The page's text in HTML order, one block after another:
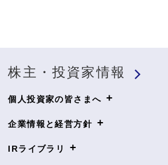
株主・投資家情報
個人投資家の皆さまへ +
企業情報と経営方針 +
IRライブラリ +